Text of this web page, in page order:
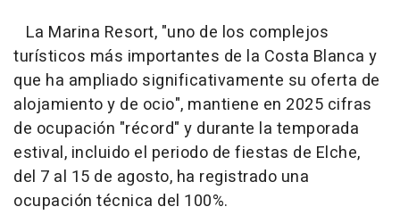
La Marina Resort, "uno de los complejos
turísticos más importantes de la Costa Blanca y
que ha ampliado significativamente su oferta de
alojamiento y de ocio", mantiene en 2025 cifras
de ocupación "récord" y durante la temporada
estival, incluido el periodo de fiestas de Elche,
del 7 al 15 de agosto, ha registrado una
ocupación técnica del 100%.